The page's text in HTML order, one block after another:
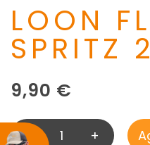
LOON
SPRITZ 2
9,90 €
L- +